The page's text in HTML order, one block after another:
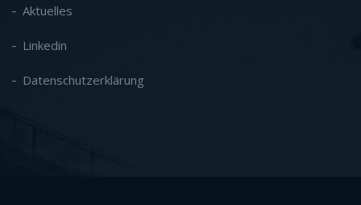
Aktuelles
Linkedin
Datenschutzerklärung